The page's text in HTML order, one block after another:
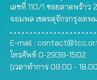
เลขที่ 110/1 ซอยลาดพร้า
จอมพล เขตจตุจักรกรุงเท
E-mail :
โทรศัพท์ 0-2938-1502
(เวลาทำการ 09.00 -